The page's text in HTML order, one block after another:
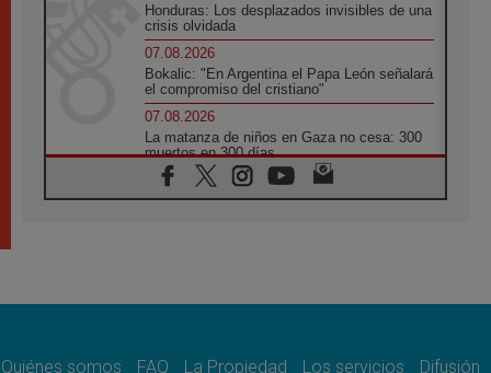
Honduras: Los desplazados invisibles de una
crisis olvidada
07.08.2026
Bokalic: "En Argentina el Papa León señalará
el compromiso del cristiano"
07.08.2026
La matanza de niños en Gaza no cesa: 300
muertos en 300 días
07.08.2026
Tagle: La guerra desfigura el mundo, solo la
como misión al servicio del Evangelio
Quiénes somos FAQ La Propiedad Los servicios Difusión